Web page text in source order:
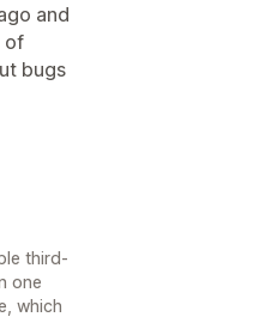
and
of
bugs
third-
one
which